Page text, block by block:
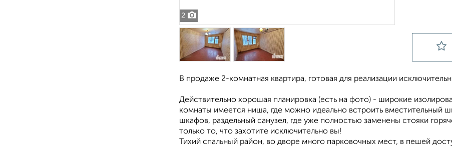
2
В продаже 2-комнатная квартира, готовая для реализации
Действительно хорошая планировка (есть на фото) - широкие
комнаты имеется ниша, где можно идеально встроить вместительный
шкафов, раздельный санузел, где уже полностью заменены стояки
только то, что захотите исключительно вы!
Тихий спальный район, во дворе много парковочных мест, в пешей